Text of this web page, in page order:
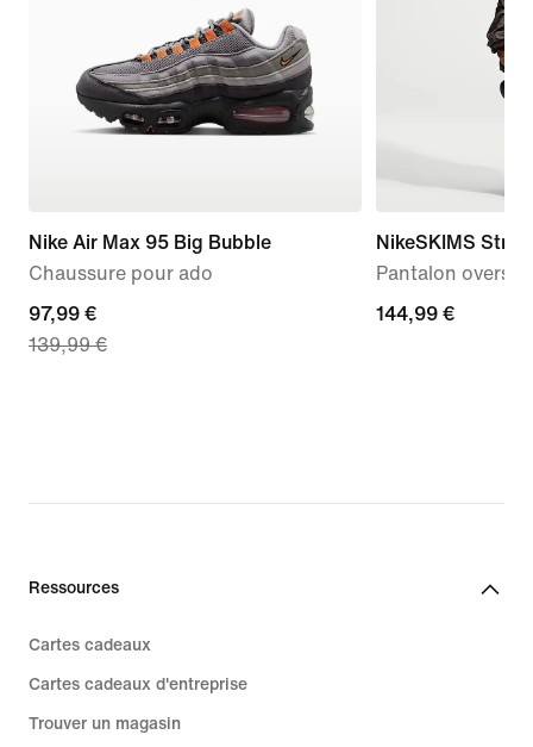
Nike Air Max 95 Big Bubble
Chaussure pour ado
current
price
97,99 €
139,99 €
NikeSKIMS
Pantalon
144,99 €
144,99 €
Ressources
Cartes cadeaux
Cartes cadeaux d'entreprise
Trouver un magasin